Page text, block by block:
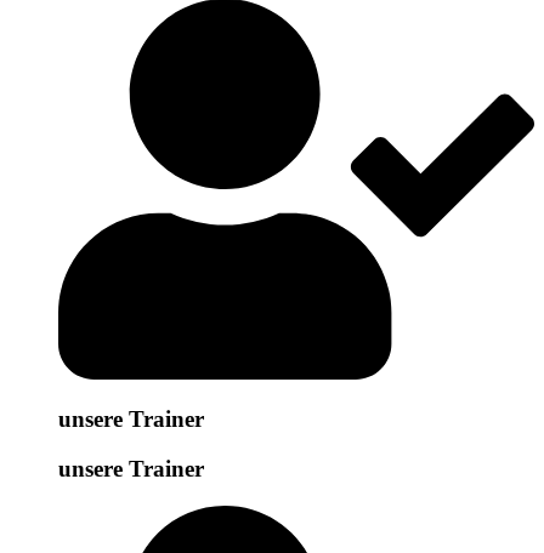
unsere Trainer
unsere Trainer